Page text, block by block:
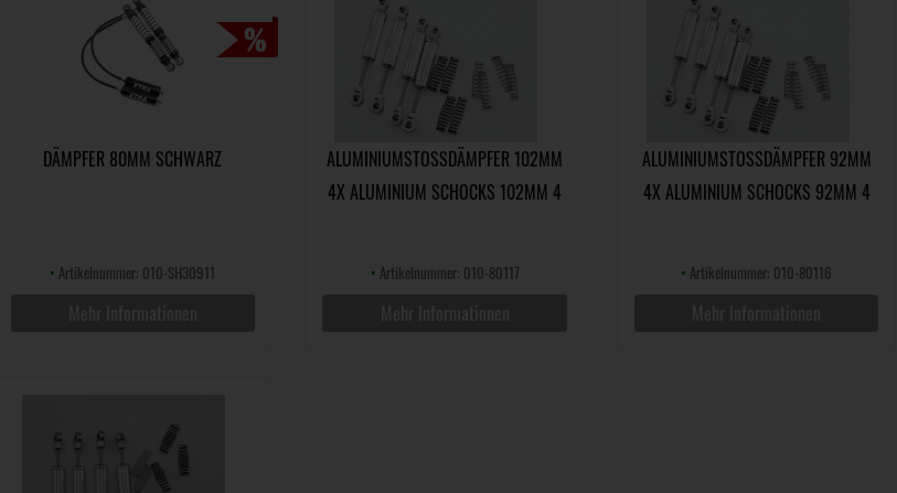
DÄMPFER 80MM SCHWARZ
• Artikelnummer: 010-SH30911
ALUMINIUMSTOSSDÄMPFER 102MM 4
X ALUMINIUM SCHOCKS 102MM 4 P
• Artikelnummer: 010-80117
ALUMINIUMSTOSSDÄMPFER 92MM 4
X ALUMINIUM SCHOCKS 92MM 4 P
• Artikelnummer: 010-80116